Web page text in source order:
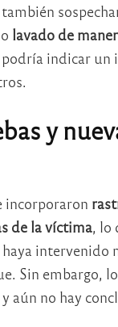
lavado de
podría indicar un
y
incorporaron
de la víctima, lo
intervenido
Sin embargo,
aún no hay